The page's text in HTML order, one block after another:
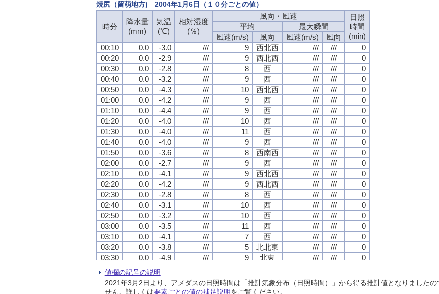
焼尻（留萌地方) 2004年1月6日（１０分ごとの値）
時分
降水量
(mm)
気温
(℃)
相対湿度
(％)
風向・風速
日照
時間
(min)
平均
最大瞬間
風速(m/s)
風向 風速(m/s)
風向
00:10
0.0 -3.0 /// 9 西北西 /// ///
0
00:20
0.0 -2.9 /// 9 西北西 /// ///
0
00:30
0.0 -2.8 /// 8 西 /// ///
0
00:40
0.0 -3.2 /// 9 西 /// ///
0
00:50
0.0 -4.3 /// 10 西北西 /// ///
0
01:00
0.0 -4.2 /// 9 西 /// ///
0
01:10
0.0 -4.4 /// 9 西 /// ///
0
01:20
0.0 -4.0 /// 10 西 /// ///
0
01:30
0.0 -4.0 /// 11 西 /// ///
0
01:40
0.0 -4.0 /// 9 西 /// ///
0
01:50
0.0 -3.6 /// 8 西南西 /// ///
0
02:00
0.0 -2.7 /// 9 西 /// ///
0
02:10
0.0 -4.1 /// 9 西北西 /// ///
0
02:20
0.0 -4.2 /// 9 西北西 /// ///
0
02:30
0.0 -2.8 /// 8 西 /// ///
0
02:40
0.0 -3.1 /// 10 西 /// ///
0
02:50
0.0 -3.2 /// 10 西 /// ///
0
03:00
0.0 -3.5 /// 11 西 /// ///
0
03:10
0.0 -4.1 /// 7 西 /// ///
0
03:20
0.0 -3.8 /// 5 北北東 /// ///
0
03:30
0.0 -4.9 /// 9 北東 /// ///
0
03:40
0.5 -5.1
03:50
0.0 -5.4 /// 9 北東 ///
0
04:00
0.0 -5.6 /// 9 北東 /// /// 0
時分
降水量
(mm)
気温
(℃)
相対湿度
(％)
風向・風速
日照
時間
(min)
平均
最大瞬間
風速(m/s)
風向 風速(m/s)
風向
00:10
0.0 -3.0 /// 9 西北西 /// ///
0
00:20
0.0 -2.9 /// 9 西北西 /// ///
0
00:30
0.0 -2.8 /// 8 西 /// ///
0
00:40
0.0 -3.2 /// 9 西 /// ///
0
00:50
0.0 -4.3 /// 10 西北西 /// ///
0
01:00
0.0 -4.2 /// 9 西 /// ///
0
01:10
0.0 -4.4 /// 9 西 /// ///
0
01:20
0.0 -4.0 /// 10 西 /// ///
0
01:30
0.0 -4.0 /// 11 西 /// ///
0
01:40
0.0 -4.0 /// 9 西 /// ///
0
01:50
0.0 -3.6 /// 8 西南西 /// ///
0
02:00
0.0 -2.7 /// 9 西 /// ///
0
02:10
0.0 -4.1 /// 9 西北西 /// ///
0
02:20
0.0 -4.2 /// 9 西北西 /// ///
0
02:30
0.0 -2.8 /// 8 西 /// ///
0
02:40
0.0 -3.1 /// 10 西 /// ///
0
02:50
0.0 -3.2 /// 10 西 /// ///
0
03:00
0.0 -3.5 /// 11 西 /// ///
0
03:10
0.0 -4.1 /// 7 西 /// ///
0
03:20
0.0 -3.8 /// 5 北北東 /// ///
0
03:30
0.0 -4.9 /// 9 北東 /// ///
0
03:40
0.5 -5.1
03:50
0.0 -5.4 /// 9 北東 ///
0
04:00
0.0 -5.6 /// 9 北東 /// /// 0
時分
降水量
(mm)
気温
(℃)
相対湿度
(％)
風向・風速
日照
時間
(min)
平均
最大瞬間
風速(m/s)
風向 風速(m/s)
風向
00:10
0.0 -3.0 /// 9 西北西 /// ///
0
00:20
0.0 -2.9 /// 9 西北西 /// ///
0
00:30
0.0 -2.8 /// 8 西 /// ///
0
00:40
0.0 -3.2 /// 9 西 /// ///
0
00:50
0.0 -4.3 /// 10 西北西 /// ///
0
01:00
0.0 -4.2 /// 9 西 /// ///
0
01:10
0.0 -4.4 /// 9 西 /// ///
0
01:20
0.0 -4.0 /// 10 西 /// ///
0
01:30
0.0 -4.0 /// 11 西 /// ///
0
01:40
0.0 -4.0 /// 9 西 /// ///
0
01:50
0.0 -3.6 /// 8 西南西 /// ///
0
02:00
0.0 -2.7 /// 9 西 /// ///
0
02:10
0.0 -4.1 /// 9 西北西 /// ///
0
02:20
0.0 -4.2 /// 9 西北西 /// ///
0
02:30
0.0 -2.8 /// 8 西 /// ///
0
02:40
0.0 -3.1 /// 10 西 /// ///
0
02:50
0.0 -3.2 /// 10 西 /// ///
0
03:00
0.0 -3.5 /// 11 西 /// ///
0
03:10
0.0 -4.1 /// 7 西 /// ///
0
03:20
0.0 -3.8 /// 5 北北東 /// ///
0
03:30
0.0 -4.9 /// 9 北東 /// ///
0
03:40
0.5 -5.1
03:50
0.0 -5.4 /// 9 北東 ///
0
04:00
0.0 -5.6 /// 9 北東 /// /// 0
時分
降水量
(mm)
気温
(℃)
相対湿度
(％)
風向・風速
日照
時間
(min)
平均
最大瞬間
風速(m/s)
風向 風速(m/s)
風向
00:10
0.0 -3.0 /// 9 西北西 /// ///
0
00:20
0.0 -2.9 /// 9 西北西 /// ///
0
00:30
0.0 -2.8 /// 8 西 /// ///
0
00:40
0.0 -3.2 /// 9 西 /// ///
0
00:50
0.0 -4.3 /// 10 西北西 /// ///
0
01:00
0.0 -4.2 /// 9 西 /// ///
0
01:10
0.0 -4.4 /// 9 西 /// ///
0
01:20
0.0 -4.0 /// 10 西 /// ///
0
01:30
0.0 -4.0 /// 11 西 /// ///
0
01:40
0.0 -4.0 /// 9 西 /// ///
0
01:50
0.0 -3.6 /// 8 西南西 /// ///
0
02:00
0.0 -2.7 /// 9 西 /// ///
0
02:10
0.0 -4.1 /// 9 西北西 /// ///
0
02:20
0.0 -4.2 /// 9 西北西 /// ///
0
02:30
0.0 -2.8 /// 8 西 /// ///
0
02:40
0.0 -3.1 /// 10 西 /// ///
0
02:50
0.0 -3.2 /// 10 西 /// ///
0
03:00
0.0 -3.5 /// 11 西 /// ///
0
03:10
0.0 -4.1 /// 7 西 /// ///
0
03:20
0.0 -3.8 /// 5 北北東 /// ///
0
03:30
0.0 -4.9 /// 9 北東 /// ///
0
03:40
0.5 -5.1
03:50
0.0 -5.4 /// 9 北東 ///
0
04:00
0.0 -5.6 /// 9 北東 /// /// 0
値欄の記号の説明
2021年3月2日より、アメダスの日照時間は「推計気象分布（日照時間）」から得る推計値となりました
せん。詳しくは要素ごとの値の補足説明をご覧ください。